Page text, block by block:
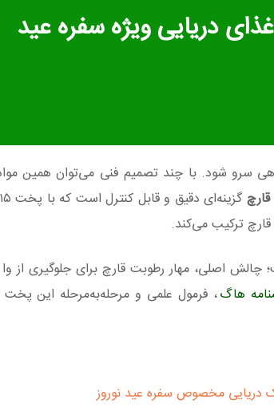
دریایی ویژه سفره عید
سرو شود. با چند تصمیم فنی می‌توان همین مواد
اصلی، مهار رطوبت قارچ برای جلوگیری از
هاگ، فرمول علمی و مرحله‌به‌مرحله این